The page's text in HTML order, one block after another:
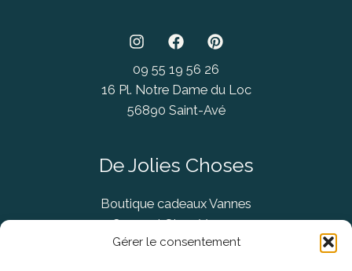
Gérer le consentement
09 55 19 56 26
16 Pl. Notre Dame du Loc
56890 Saint-Avé
De Jolies Choses
Boutique cadeaux Vannes
Concept Store Vannes